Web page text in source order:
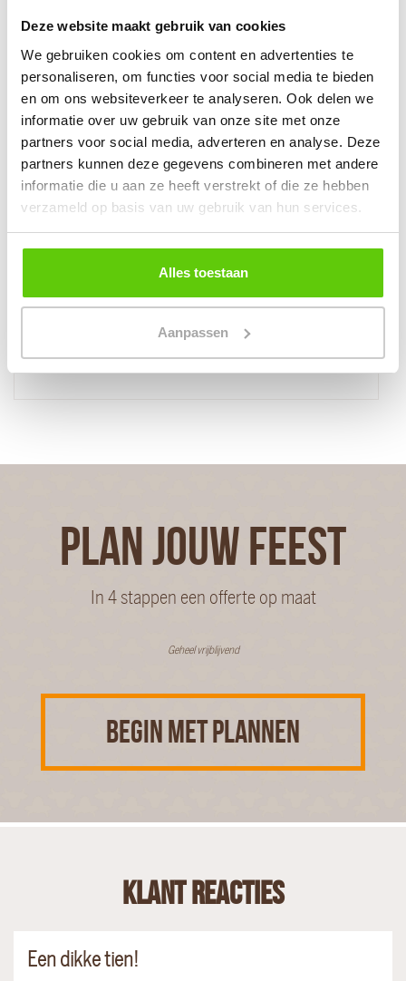
Deze website maakt gebruik van cookies
We gebruiken cookies om content en advertenties te
personaliseren, om functies voor social media te bieden
en om ons websiteverkeer te analyseren. Ook delen we
informatie over uw gebruik van onze site met onze
partners voor social media, adverteren en analyse. Deze
partners kunnen deze gegevens combineren met andere
informatie die u aan ze heeft verstrekt of die ze hebben
verzameld op basis van uw gebruik van hun services.
Alles toestaan
Aanpassen
Wil je decateringvan je 50 jaar feest laten
verzorgen op een locatie naar keuze? Gebruik
dan onze handige eventplanner om dit aan te
vragen. Runderkamp is jouw cateringpartner op
verschillende locaties door heel Noord-Holland.
Neem vrijblijvendcontactop voor het aanvragen
van een offerte. Als je vragen hebt over de
mogelijkheden, kun je uiteraard ook
telefonisch contact met ons opnemen. Wij
onvergetelijk 50e verjaardagsfeest te
organiseren waar iedereen nog lang over zal
napraten!
PLAN JOUW FEEST
In 4 stappen een offerte op maat
Geheel vrijblijvend
BEGIN MET PLANNEN
Klant reacties
Een dikke tien!